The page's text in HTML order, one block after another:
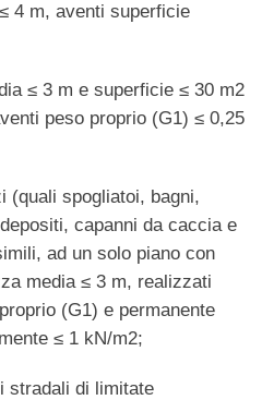
4 m, aventi superficie
≤ 3 m e superficie ≤ 30 m2
peso proprio (G1) ≤ 0,25
(quali spogliatoi, bagni,
capanni da caccia e
ad un solo piano con
media ≤ 3 m, realizzati
(G1) e permanente
≤ 1 kN/m2;
stradali di limitate